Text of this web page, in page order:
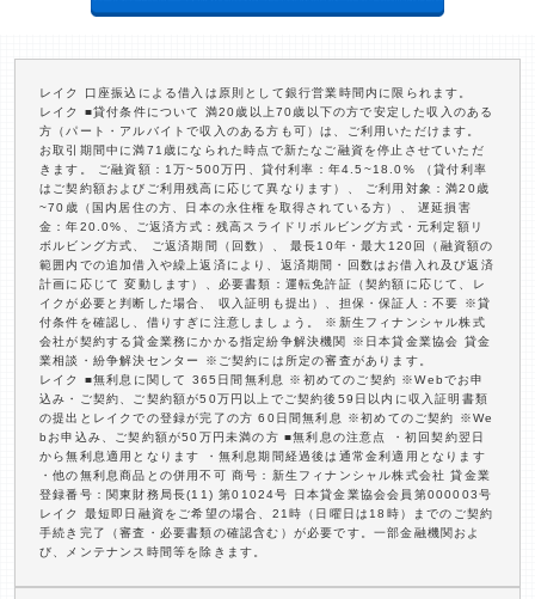
レイク 口座振込による借入は原則として銀行営業時間内に限られます。
レイク ■貸付条件について 満20歳以上70歳以下の方で安定した収入のある
方（パート・アルバイトで収入のある方も可）は、ご利用いただけます。
お取引期間中に満71歳になられた時点で新たなご融資を停止させていただ
きます。 ご融資額：1万~500万円、貸付利率：年4.5~18.0% （貸付利率
はご契約額およびご利用残高に応じて異なります）、 ご利用対象：満20歳
~70歳（国内居住の方、日本の永住権を取得されている方）、 遅延損害
金：年20.0%、ご返済方式：残高スライドリボルビング方式・元利定額リ
ボルビング方式、 ご返済期間（回数）、 最長10年・最大120回（融資額の
範囲内での追加借入や繰上返済により、返済期間・回数はお借入れ及び返済
計画に応じて 変動します）、必要書類：運転免許証（契約額に応じて、レ
イクが必要と判断した場合、 収入証明も提出）、担保・保証人：不要 ※貸
付条件を確認し、借りすぎに注意しましょう。 ※新生フィナンシャル株式
会社が契約する貸金業務にかかる指定紛争解決機関 ※日本貸金業協会 貸金
業相談・紛争解決センター ※ご契約には所定の審査があります。
レイク ■無利息に関して 365日間無利息 ※初めてのご契約 ※Webでお申
込み・ご契約、ご契約額が50万円以上でご契約後59日以内に収入証明書類
の提出とレイクでの登録が完了の方 60日間無利息 ※初めてのご契約 ※We
bお申込み、ご契約額が50万円未満の方 ■無利息の注意点 ・初回契約翌日
から無利息適用となります ・無利息期間経過後は通常金利適用となります
・他の無利息商品との併用不可 商号：新生フィナンシャル株式会社 貸金業
登録番号：関東財務局長(11) 第01024号 日本貸金業協会会員第000003号
レイク 最短即日融資をご希望の場合、21時（日曜日は18時）までのご契約
手続き完了（審査・必要書類の確認含む）が必要です。一部金融機関およ
び、メンテナンス時間等を除きます。